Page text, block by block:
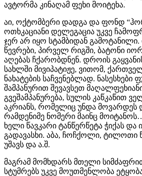
ავტორმა კინაღამ ფეხი მოიტეხა.
აი, ოქტომბერი დადგა და ფონდ
ოთხკაციანი დელეგაცია უკვე
ჯერ არ იყო სტამბიდან
წევრები, პირველ რიგში, ბატონი
აღებას ჩქარობდნენ. დროის
სახლში მივიპატიჟე, ვითომ,
ნახატების საჩვენებლად. ნასესხები
შამპანურით შევავსეთ
გვეშამპანურება, სულის კაწკაწით
აკრიანს, რომელიც უნდა მოვარდეს
რამდენიმე ნომერი მაინც
ხელი წავკარი ტანწერწეტა ჭიქას
გადავასხი. აბა, ჩოჩქოლი, ტილოთი
უშავს და ა.შ.
მაგრამ მომხდარს მთელი
სტუმრებს უკვე მოუთმენლობა